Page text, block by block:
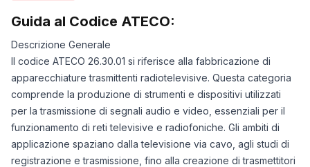
Guida al Codice ATECO:
Descrizione Generale
Il codice ATECO 26.30.01 si riferisce alla fabbricazione di
apparecchiature trasmittenti radiotelevisive. Questa categoria
comprende la produzione di strumenti e dispositivi utilizzati
per la trasmissione di segnali audio e video, essenziali per il
funzionamento di reti televisive e radiofoniche. Gli ambiti di
applicazione spaziano dalla televisione via cavo, agli studi di
registrazione e trasmissione, fino alla creazione di trasmettitori